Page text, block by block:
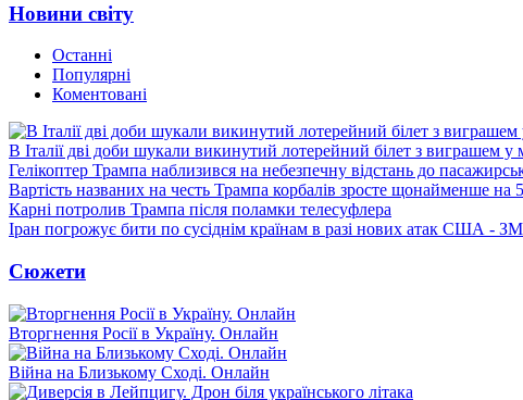
Новини світу
Останні
Популярні
Коментовані
В Італії дві доби шукали викинутий лотерейний білет з виграшем у
Гелікоптер Трампа наблизився на небезпечну відстань до
Вартість названих на честь Трампа корбалів зросте щонайменше на
Карні потролив Трампа після поламки телесуфлера
Іран погрожує бити по сусіднім країнам в разі нових атак США -
Сюжети
Вторгнення Росії в Україну. Онлайн
Війна на Близькому Сході. Онлайн